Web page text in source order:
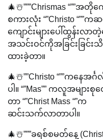
🎄☃️”””Chrismas “””အတို
စကားလုံး “”Christo
ကျောင်းများပေါ်ထွန်းလာ
အသင်းဝင်ကိုအခြင်းခြင်း
ထားခဲ့တာ။
🎄☃️””Christo “””ကနေအင်္
ပါ။ “”Mas”” ကလူအများစုဝ
တာ “”Christ Mass “”က
ဆင်းသက်လာတာပါ။
🎄☃️”””ခရစ်စမတ်နေ့